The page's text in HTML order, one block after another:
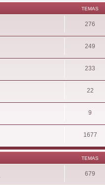
TEMAS
276
249
233
22
9
1677
TEMAS
679